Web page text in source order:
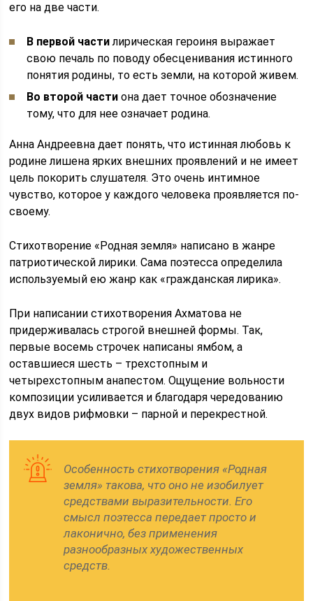
его на две части.
В первой частилирическая героиня выражает
свою печаль по поводу обесценивания истинного
понятия родины, то есть земли, на которой живем.
Во второй части она дает точное обозначение
тому, что для нее означает родина.
Анна Андреевна дает понять, что истинная любовь к
родине лишена ярких внешних проявлений и не имеет
цель покорить слушателя. Это очень интимное
чувство, которое у каждого человека проявляется по-
своему.
Стихотворение «Родная земля» написано в жанре
патриотической лирики. Сама поэтесса определила
используемый ею жанр как «гражданская лирика».
При написании стихотворения Ахматова не
придерживалась строгой внешней формы. Так,
первые восемь строчек написаны ямбом, а
оставшиеся шесть – трехстопным и
четырехстопным анапестом. Ощущение вольности
композиции усиливается и благодаря чередованию
двух видов рифмовки – парной и перекрестной.
Особенность стихотворения «Родная
земля» такова, что оно не изобилует
средствами выразительности. Его
смысл поэтесса передает просто и
лаконично, без применения
разнообразных художественных
средств.